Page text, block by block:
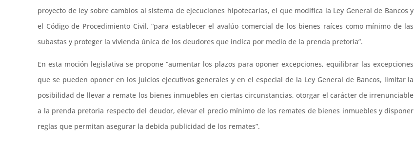
proyecto de ley sobre cambios al sistema de ejecuciones hipotecarias, el que modifica la Ley General de Bancos y
el Código de Procedimiento Civil, “para establecer el avalúo comercial de los bienes raíces como mínimo de las
subastas y proteger la vivienda única de los deudores que indica por medio de la prenda pretoria”.
En esta moción legislativa se propone “aumentar los plazos para oponer excepciones, equilibrar las excepciones
que se pueden oponer en los juicios ejecutivos generales y en el especial de la Ley General de Bancos, limitar la
posibilidad de llevar a remate los bienes inmuebles en ciertas circunstancias, otorgar el carácter de irrenunciable
a la prenda pretoria respecto del deudor, elevar el precio mínimo de los remates de bienes inmuebles y disponer
reglas que permitan asegurar la debida publicidad de los remates”.